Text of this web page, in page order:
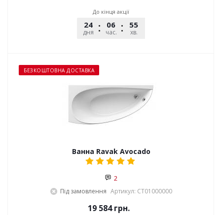
До кінця акції
24
дня
06
час.
55
хв.
БЕЗКОШТОВНА ДОСТАВКА
Ванна Ravak Avocado
2
Під замовлення Артикул: CT01000000
19 584грн.